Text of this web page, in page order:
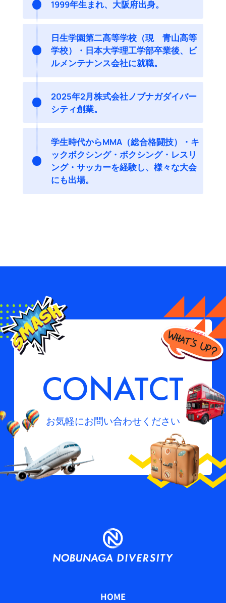
1999年生まれ、大阪府出身。
日生学園第二高等学校（現 青山高等
学校）・日本大学理工学部卒業後、ビ
ルメンテナンス会社に就職。
2025年2月株式会社ノブナガダイバー
シティ創業。
学生時代からMMA（総合格闘技）・キ
ックボクシング・ボクシング・レスリ
ング・サッカーを経験し、様々な大会
にも出場。
CONATCT
お気軽にお問い合わせください
HOME